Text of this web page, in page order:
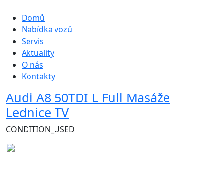
Hlavní navigace
Domů
Nabídka vozů
Servis
Aktuality
O nás
Kontakty
Audi A8 50TDI L Full Masáže
Lednice TV
CONDITION_USED
Obrázek